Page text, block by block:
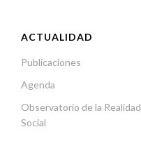
ACTUALIDAD
Publicaciones
Agenda
Observatorio de la Realidad
Social